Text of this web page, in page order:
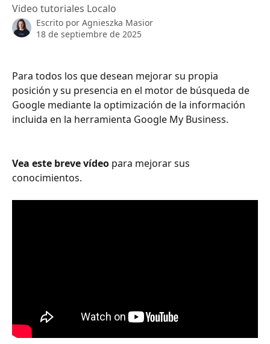
Video tutoriales Localo
Escrito por Agnieszka Masior
18 de septiembre de 2025
Para todos los que desean mejorar su propia
posición y su presencia en el motor de búsqueda de
Google mediante la optimización de la información
incluida en la herramienta Google My Business.
Vea este breve vídeo para mejorar sus
conocimientos.